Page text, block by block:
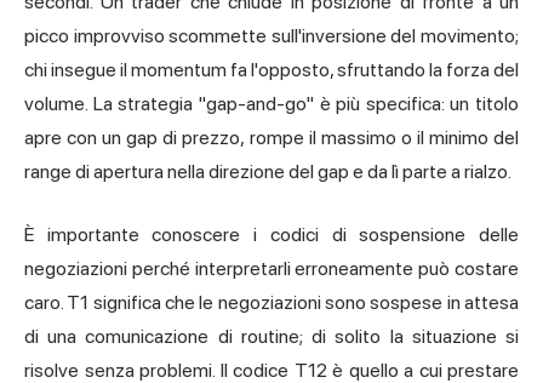
picco improvviso scommette sull'inversione del movimento;
chi insegue il momentum fa l'opposto, sfruttando la forza del
volume. La strategia "gap-and-go" è più specifica: un titolo
apre con un gap di prezzo, rompe il massimo o il minimo del
range di apertura nella direzione del gap e da lì parte a rialzo.
È importante conoscere i codici di sospensione delle
negoziazioni perché interpretarli erroneamente può costare
caro. T1 significa che le negoziazioni sono sospese in attesa
di una comunicazione di routine; di solito la situazione si
risolve senza problemi. Il codice T12 è quello a cui prestare